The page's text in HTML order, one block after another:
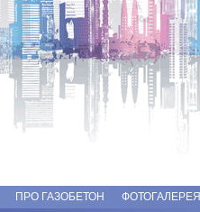
ПРО ГАЗОБЕТОН ФОТОГАЛЕРЕЯ